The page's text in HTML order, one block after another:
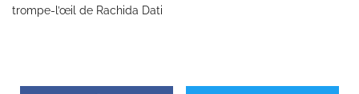
trompe-l’œil de Rachida Dati